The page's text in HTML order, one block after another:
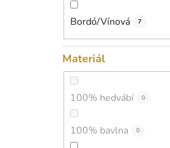
Bordó/Vínová 7
Materiál
100% hedvábí 0
100% bavlna 0